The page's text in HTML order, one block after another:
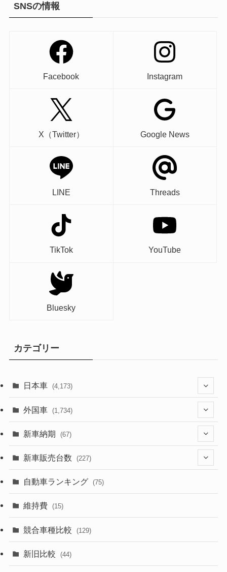
SNSの情報
Facebook Instagram
X（Twitter） Google News
LINE Threads
TikTok YouTube
Bluesky
カテゴリー
日本車 (4,173)
(1,321)
(329)
(357)
(328)
外国車 (1,734)
(242)
(85)
(84)
新車納期 (67)
(28)
(8)
(3)
(3)
新車販売台数 (227)
(21)
(5)
自動車ランキング (75)
維持費 (15)
競合車種比較 (129)
新旧比較 (44)